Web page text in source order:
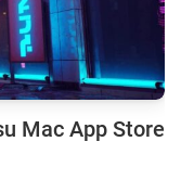
Mac App Store